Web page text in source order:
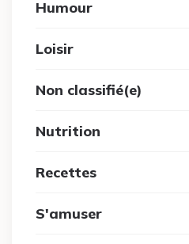
Humour
Loisir
Non classifié(e)
Nutrition
Recettes
S'amuser